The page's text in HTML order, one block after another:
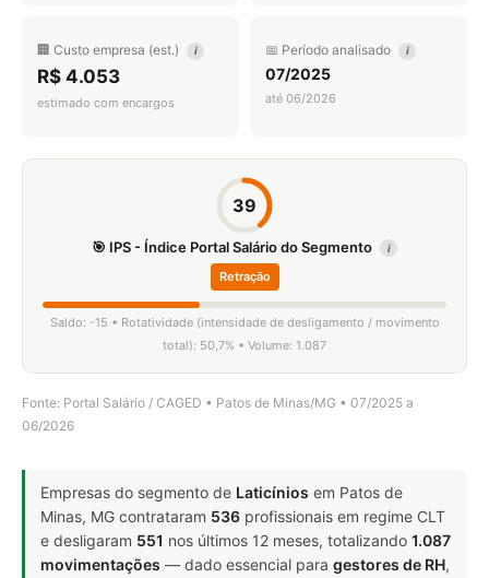
🏢 Custo empresa (est.) i
R$ 4.053
estimado com encargos
📅 Período analisado i
07/2025
até 06/2026
39
🎯 IPS - Índice Portal Salário do Segmento i
Retração
Saldo: -15 • Rotatividade (intensidade de desligamento / movimento
total): 50,7% • Volume: 1.087
Fonte: Portal Salário / CAGED • Patos de Minas/MG • 07/2025 a
06/2026
Empresas do segmento de Laticínios em Patos de
Minas, MG contrataram 536 profissionais em regime CLT
e desligaram 551 nos últimos 12 meses, totalizando 1.087
movimentações — dado essencial para gestores de RH,